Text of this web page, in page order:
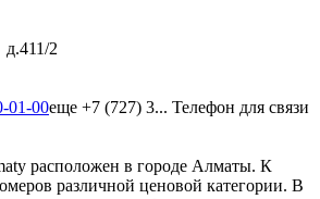
2
01-00еще +7 (727) 3... Телефон для связи
расположен в городе Алматы. К
различной ценовой категории. В